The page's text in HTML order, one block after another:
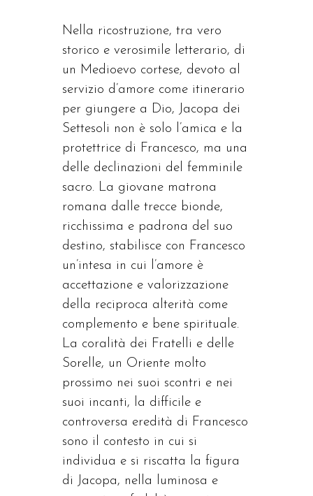
Nella ricostruzione, tra vero
storico e verosimile letterario, di
un Medioevo cortese, devoto al
servizio d’amore come itinerario
per giungere a Dio, Jacopa dei
Settesoli non è solo l’amica e la
protettrice di Francesco, ma una
delle declinazioni del femminile
sacro. La giovane matrona
romana dalle trecce bionde,
ricchissima e padrona del suo
destino, stabilisce con Francesco
un’intesa in cui l’amore è
accettazione e valorizzazione
della reciproca alterità come
complemento e bene spirituale.
La coralità dei Fratelli e delle
Sorelle, un Oriente molto
prossimo nei suoi scontri e nei
suoi incanti, la difficile e
controversa eredità di Francesco
sono il contesto in cui si
individua e si riscatta la figura
di Jacopa, nella luminosa e